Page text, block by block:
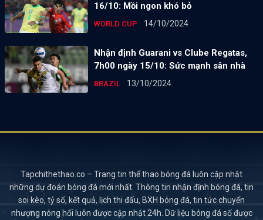
16/10: Mồi ngon khó bỏ
WORLD CUP 14/10/2024
Nhận định Guarani vs Clube Regatas,
7h00 ngày 15/10: Sức mạnh sân nhà
BRAZIL 13/10/2024
Tapchithethao.co – Trang tin thể thao bóng đá luôn cập nhật
những dự đoán bóng đá mới nhất. Thông tin nhận định bóng đá, tin
soi kèo, tỷ số, kết quả, lịch thi đấu, BXH bóng đá, tin tức chuyển
nhượng nóng hổi luôn được cập nhật 24h. Dữ liệu bóng đá số được